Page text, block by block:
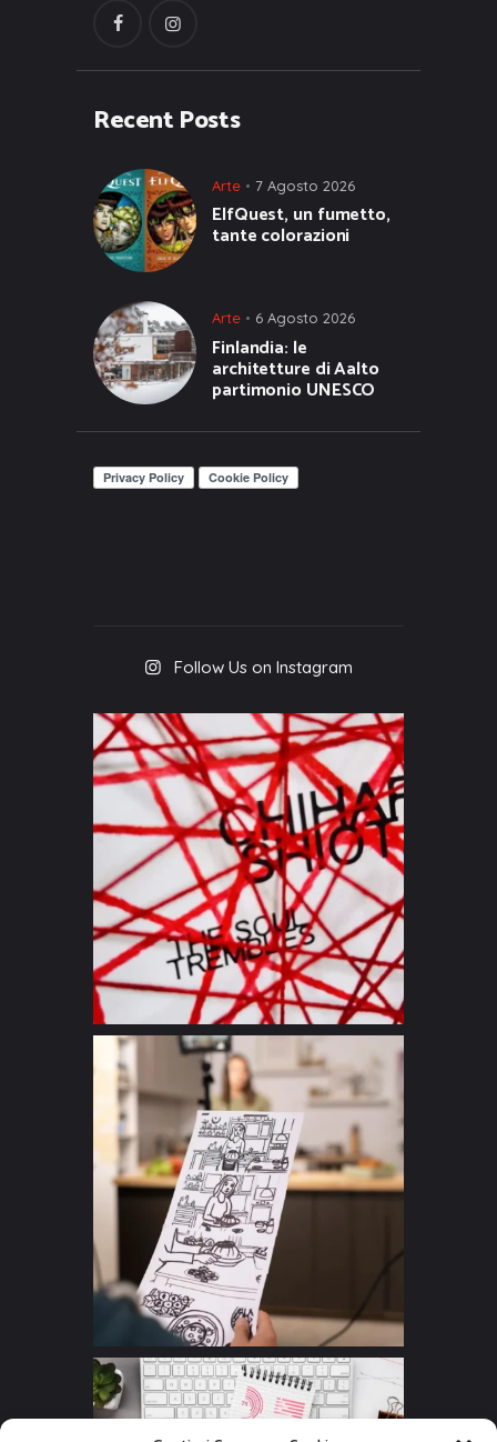
Recent Posts
Arte 7 Agosto 2026
ElfQuest, un fumetto,
tante colorazioni
Arte 6 Agosto 2026
Finlandia: le
architetture di Aalto
partimonio UNESCO
Follow Us on Instagram